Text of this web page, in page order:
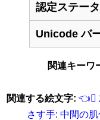
認定ステー
Unicode バ
関連キーワ
関連する絵文字: 👈‍🏽
さす手: 中間の